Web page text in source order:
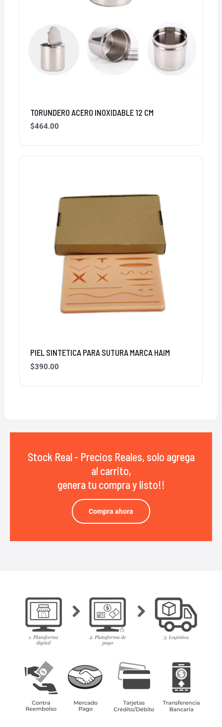
TORUNDERO ACERO INOXIDABLE 12 CM
$464.00
PIEL SINTETICA PARA SUTURA MARCA HAIM
$390.00
Stock Real - Precios Reales, solo agrega
al carrito,
genera tu compra y listo!!
Compra ahora